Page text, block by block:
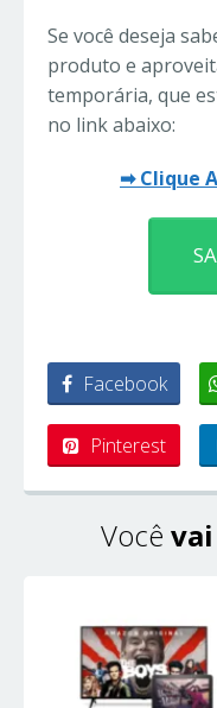
Se você deseja
produto e
temporária, que
no link abaixo:
➡ Clique
Facebook
Pinterest
Você